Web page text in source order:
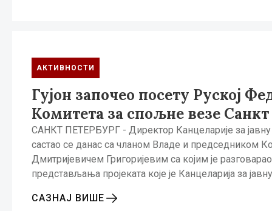
АКТИВНОСТИ
Гујон започео посету Руској
Комитета за спољне везе
САНКТ ПЕТЕРБУРГ - Директор Канцеларије за јавну
састао се данас са чланом Владе и председником
Дмитријевичем Григоријевим са којим је
представљања пројеката које је Канцеларија за
САЗНАЈ ВИШЕ